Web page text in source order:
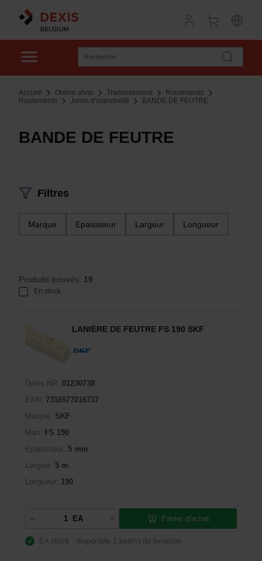
Accueil Online shop Transmissions
Roulements
Roulements
Joints d'étanchéité BANDE DE FEUTRE
BANDE DE FEUTRE
Filtres
Marque Epaissseur Largeur Longueur
Produits trouvés: 19
En stock
LANIÈRE DE FEUTRE FS 190 SKF
Dexis NR:
01230738
EAN:
7316577016737
Marque:
SKF
Man:
FS 190
Epaissseur: 5 mm
Largeur: 5 m
Longueur: 190
EA Panier d'achat
En stock : disponible 1 jour(s) de livraison